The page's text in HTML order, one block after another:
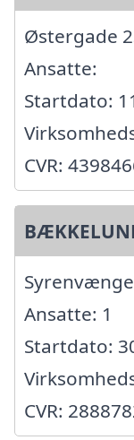
Østergade
Ansatte:
Startdato:
CVR:
Ansatte: 1
Startdato:
CVR: